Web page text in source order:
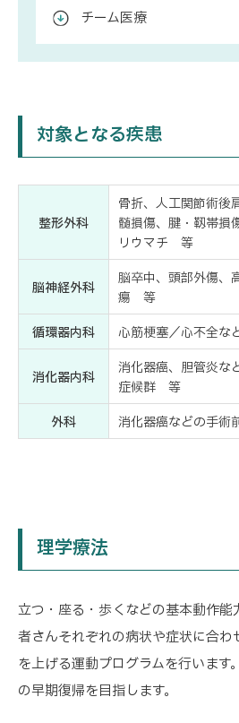
チーム医療
対象となる疾患
整形外科
骨折、人工関節術後
髄損傷、腱・靱帯損
リウマチ 等
脳神経外科
脳卒中、頭部外傷、
瘍 等
循環器内科
心筋梗塞／心不全
消化器内科
消化器癌、胆管炎な
症候群 等
外科
消化器癌などの手
理学療法
立つ・座る・歩くなどの基本動作能
者さんそれぞれの病状や症状に合
を上げる運動プログラムを行います
の早期復帰を目指します。